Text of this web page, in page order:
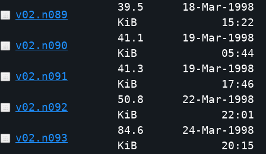
v02.n089
39.5
KiB
18-Mar-1998
15:22
v02.n090
41.1
KiB
19-Mar-1998
05:44
v02.n091
41.3
KiB
19-Mar-1998
17:46
v02.n092
50.8
KiB
22-Mar-1998
22:01
v02.n093
84.6
KiB
24-Mar-1998
20:15